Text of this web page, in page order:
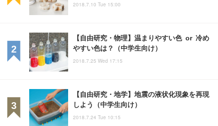
2018.7.10 Tue 15:00
【自由研究・物理】温まりやすい色 or 冷め
やすい色は？（中学生向け）
2018.7.25 Wed 17:15
【自由研究・地学】地震の液状化現象を再現
しよう（中学生向け）
2018.7.24 Tue 10:15